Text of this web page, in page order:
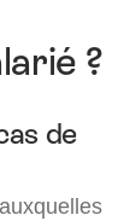
?
de
auxquelles